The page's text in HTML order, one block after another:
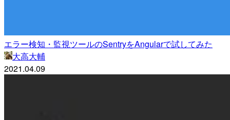
エラー検知・監視ツールのSentryをAngularで試してみた
大高大輔
2021.04.09